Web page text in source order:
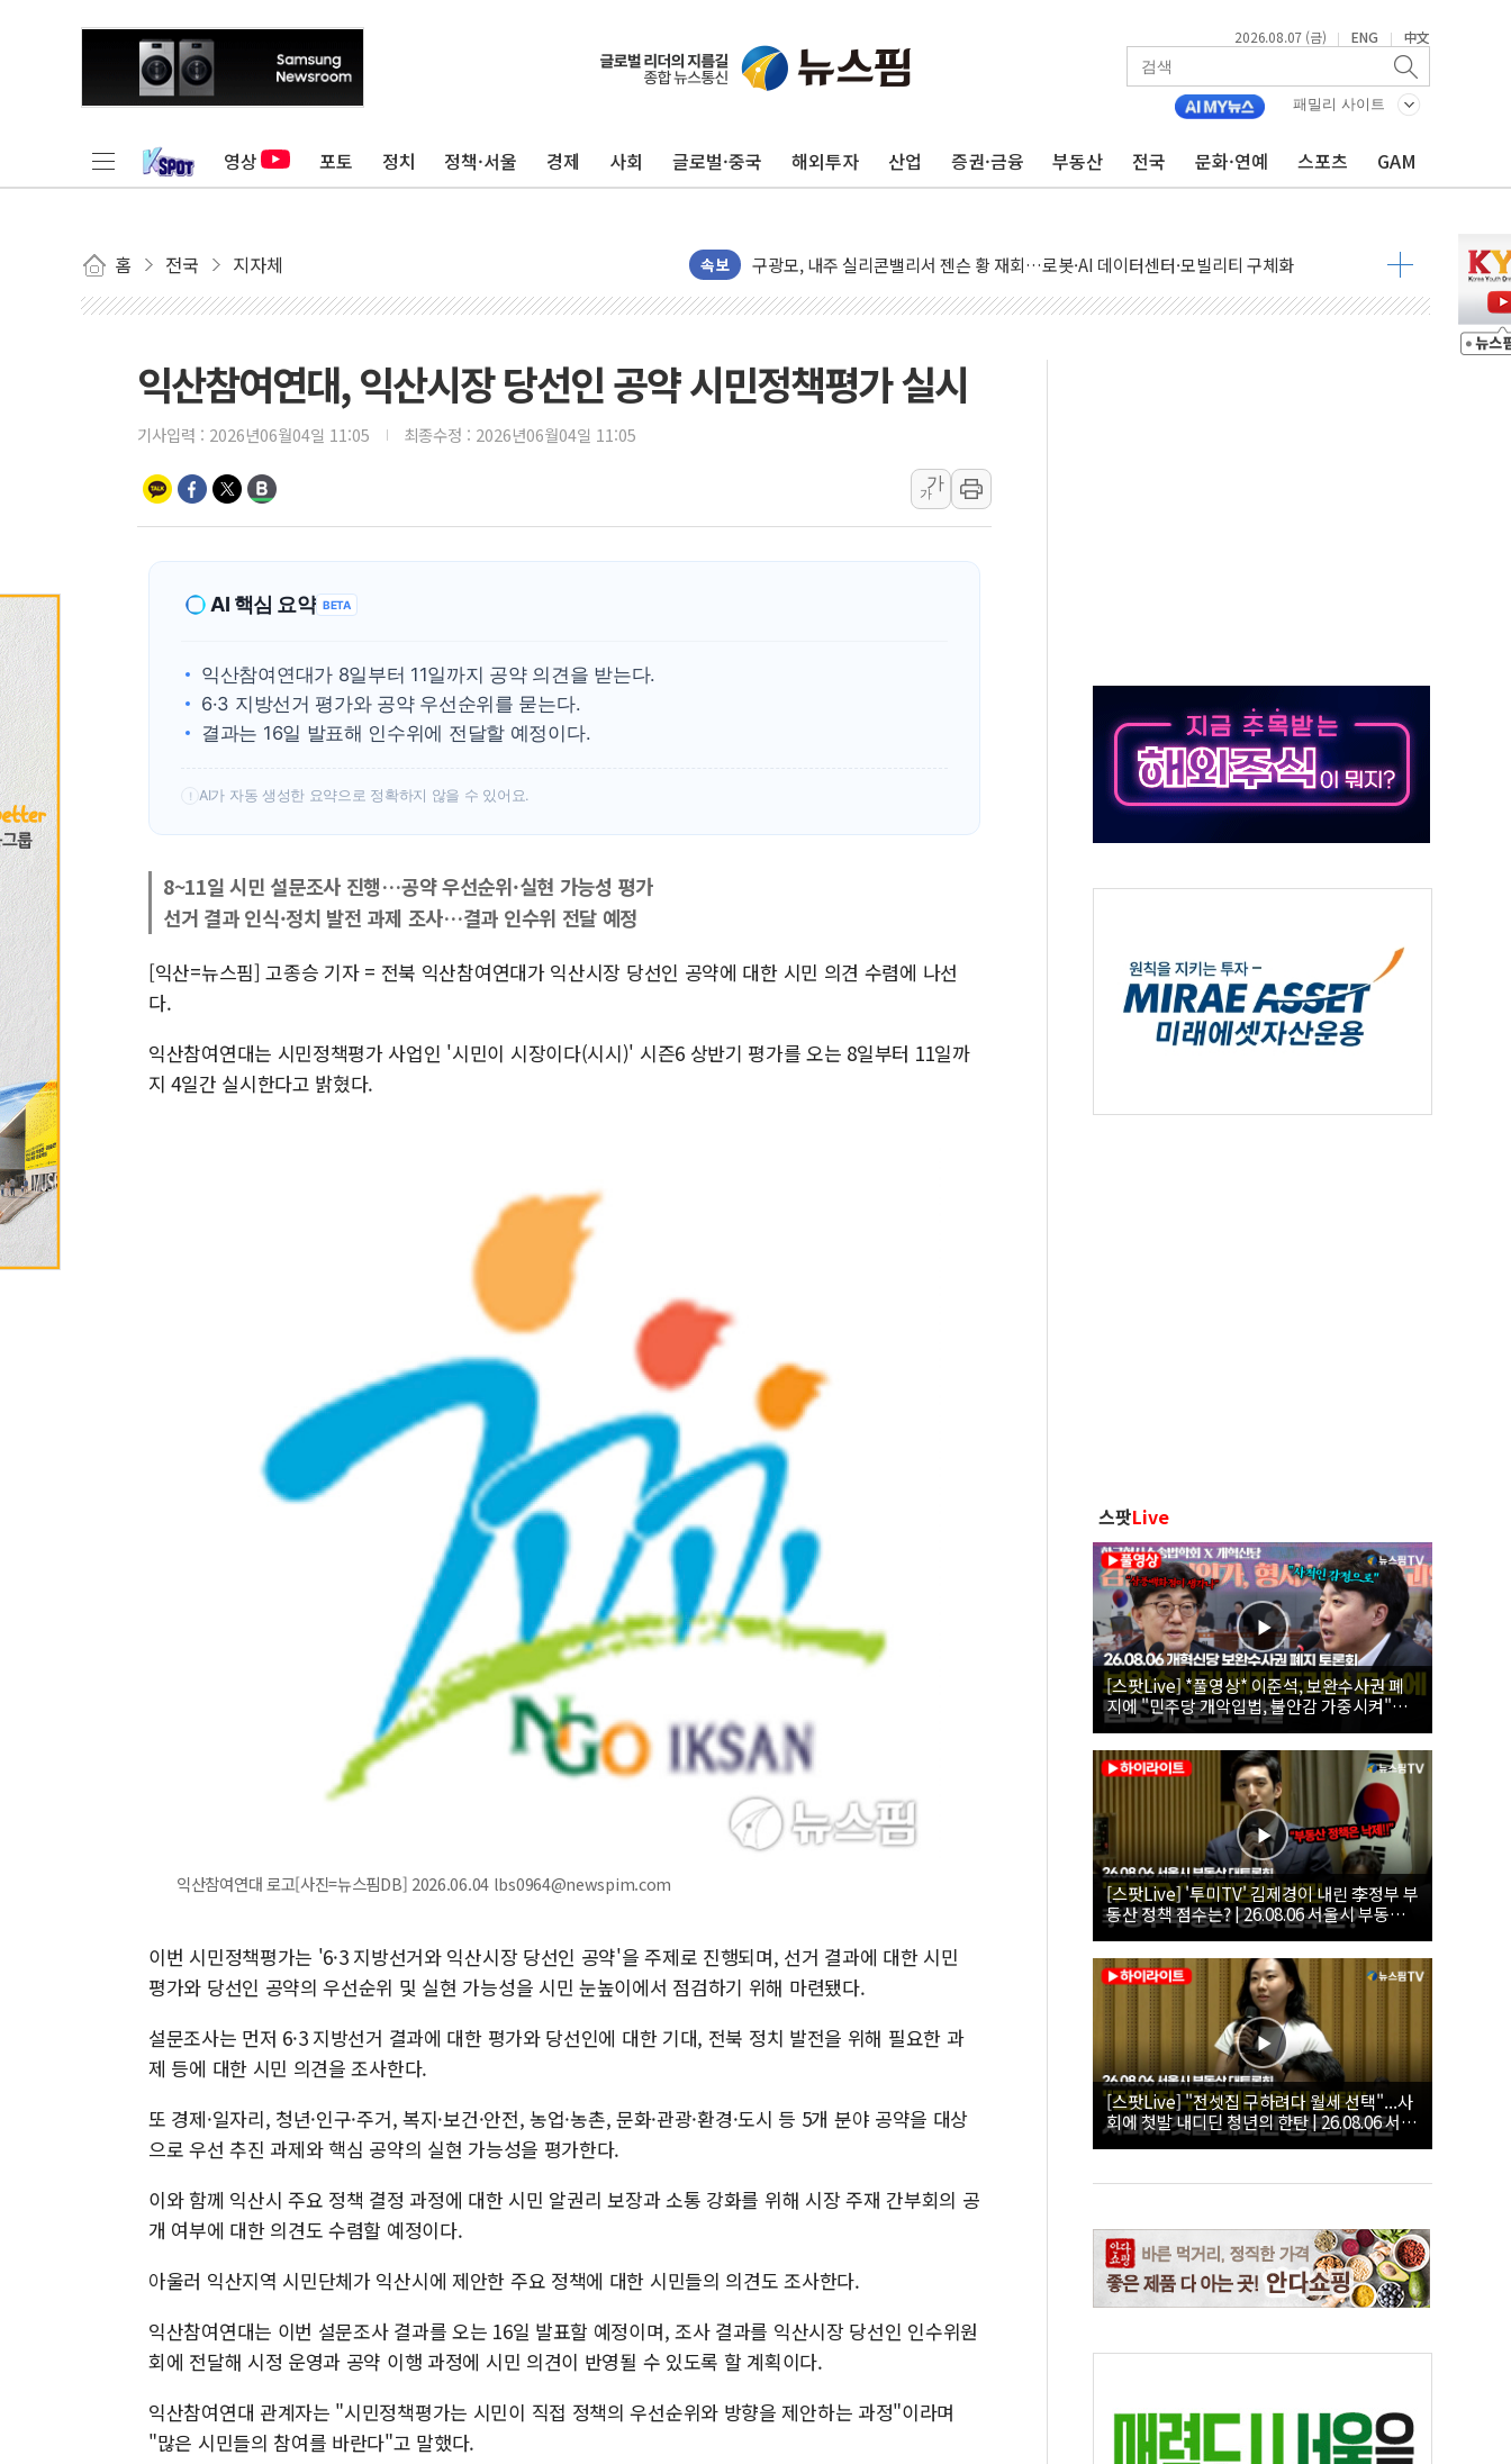
2026.08.07 (금) | ENG | 中文
패밀리 사이트
영상 포토 정치 정책·서울 경제 사회 글로벌·중국 해외투자 산업 증권·금융 부동산 전국 문화·연예 스포츠 GAM
홈 전국 지자체 속보
유럽증시, 견조한 실적 소화하며 대부분 상승… "2분기 기업 순이익 21% 증가" 전망
리투아니아 국방 "러, 우크라 드론으로 나토 회원국 공격 검토… 거짓 깃발 작전"
뉴욕증시 개장 전 특징주...모더나·아이온큐·도어대시↑ VS 샌디스크·피그마·앱러빈↓
김정관 장관 "영업이익 N% 성과급 반대…상법·자본시장법 개정 논의"
청와대, 북한 단거리 탄도미사일 발사에 긴급 안보 점검회의
금값 7주 만에 최고…美 고용 둔화·호르무즈 재개방 기대에 강세
러, 1인칭시점 드론으로 우크라 민간인 '사파리' 공격… 시민들 공포감 극대화 전략
[베트남 증시] 지수 하락 속 'DGC' 임시 주총 기대감에 홀로 상한가…마진 잔액은 사상 최고
'월가의 황제' 다이먼 "금융시장 레버리지 위험수위…숨은 차입이 더 큰 변수"
양주 섬유염색공장서 화재 1명 중상…대응 1단계 진압 중
우크라 드론 전술, 중남미 콜롬비아에 새 안보 위기… 반군·마약카르텔이 습득해 전투 활용
주한미군 "오산기지 누출, 백린 아닌 무해한 표면 부식 물질"
구미 폐염산처리업체서 불 2시간30여분만에 진화...외국인 노동자 숨져
익산참여연대, 익산시장 당선인 공약 시민정책평가 실시
기사입력 : 2026년06월04일 11:05 최종수정 : 2026년06월04일 11:05
가
가
AI 핵심 요약 BETA
익산참여연대가 8일부터 11일까지 공약 의견을 받는다.
6·3 지방선거 평가와 공약 우선순위를 묻는다.
결과는 16일 발표해 인수위에 전달할 예정이다.
! AI가 자동 생성한 요약으로 정확하지 않을 수 있어요.
8~11일 시민 설문조사 진행…공약 우선순위·실현 가능성 평가
선거 결과 인식·정치 발전 과제 조사…결과 인수위 전달 예정
[익산=뉴스핌] 고종승 기자 = 전북 익산참여연대가 익산시장 당선인 공약에 대한 시민 의견 수렴에 나선
다.
익산참여연대는 시민정책평가 사업인 '시민이 시장이다(시시)' 시즌6 상반기 평가를 오는 8일부터 11일까
지 4일간 실시한다고 밝혔다.
익산참여연대 로고[사진=뉴스핌DB] 2026.06.04 lbs0964@newspim.com
이번 시민정책평가는 '6·3 지방선거와 익산시장 당선인 공약'을 주제로 진행되며, 선거 결과에 대한 시민
평가와 당선인 공약의 우선순위 및 실현 가능성을 시민 눈높이에서 점검하기 위해 마련됐다.
설문조사는 먼저 6·3 지방선거 결과에 대한 평가와 당선인에 대한 기대, 전북 정치 발전을 위해 필요한 과
제 등에 대한 시민 의견을 조사한다.
또 경제·일자리, 청년·인구·주거, 복지·보건·안전, 농업·농촌, 문화·관광·환경·도시 등 5개 분야 공약을 대상
으로 우선 추진 과제와 핵심 공약의 실현 가능성을 평가한다.
이와 함께 익산시 주요 정책 결정 과정에 대한 시민 알권리 보장과 소통 강화를 위해 시장 주재 간부회의 공
개 여부에 대한 의견도 수렴할 예정이다.
아울러 익산지역 시민단체가 익산시에 제안한 주요 정책에 대한 시민들의 의견도 조사한다.
익산참여연대는 이번 설문조사 결과를 오는 16일 발표할 예정이며, 조사 결과를 익산시장 당선인 인수위원
회에 전달해 시정 운영과 공약 이행 과정에 시민 의견이 반영될 수 있도록 할 계획이다.
익산참여연대 관계자는 "시민정책평가는 시민이 직접 정책의 우선순위와 방향을 제안하는 과정"이라며
"많은 시민들의 참여를 바란다"고 말했다.
스팟Live
[스팟Live] *풀영상* 이준석, 보완수사권 폐
지에 "민주당 개악입법, 불안감 가중시켜"｜
26.08.06 개혁신당 보완수사권 폐지 토론회
[스팟Live] '투미TV' 김제경이 내린 李정부 부
동산 정책 점수는? | 26.08.06 서울시 부동산
대토론회
[스팟Live] "전셋집 구하려다 월세 선택"...사
회에 첫발 내디딘 청년의 한탄 | 26.08.06 서울
시 부동산 대토론회